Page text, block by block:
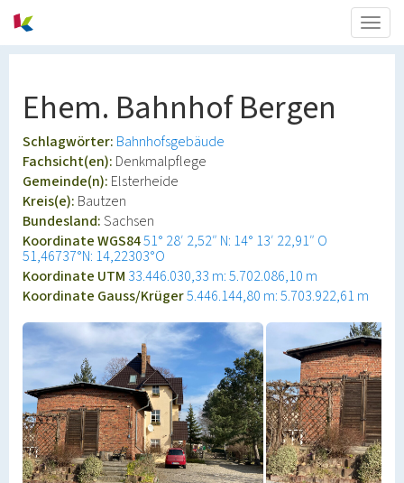
Ehem. Bahnhof Bergen
Schlagwörter: Bahnhofsgebäude
Fachsicht(en): Denkmalpflege
Gemeinde(n): Elsterheide
Kreis(e): Bautzen
Bundesland:Sachsen
Koordinate WGS8451° 28′ 2,52″ N: 14° 13′ 22,91″ O
51,46737°N: 14,22303°O
Koordinate UTM 33.446.030,33 m: 5.702.086,10 m
Koordinate Gauss/Krüger5.446.144,80 m: 5.703.922,61 m